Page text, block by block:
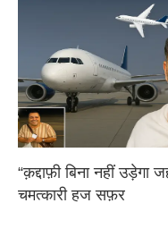
“क़द्दाफ़ी बिना नहीं
चमत्कारी हज सफ़र